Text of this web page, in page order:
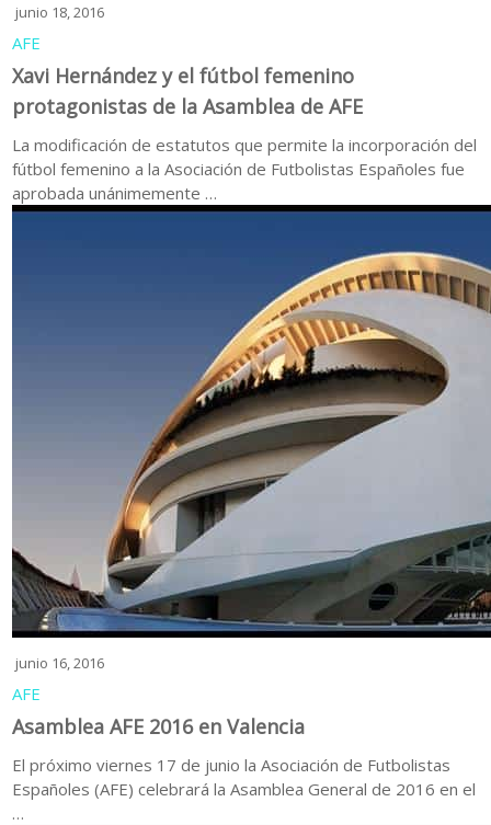
junio 18, 2016
AFE
Xavi Hernández y el fútbol femenino
protagonistas de la Asamblea de AFE
La modificación de estatutos que permite la incorporación del
fútbol femenino a la Asociación de Futbolistas Españoles fue
aprobada unánimemente …
junio 16, 2016
AFE
Asamblea AFE 2016 en Valencia
El próximo viernes 17 de junio la Asociación de Futbolistas
Españoles (AFE) celebrará la Asamblea General de 2016 en el
…